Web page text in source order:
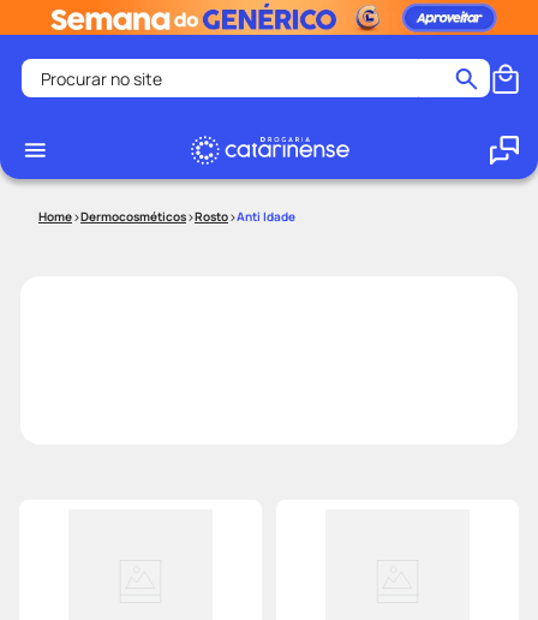
Procurar no site
1
Dermocosméticos Rosto Anti Idade